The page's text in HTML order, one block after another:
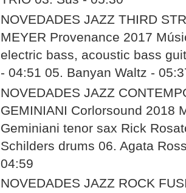
NOVEDADES JAZZ THIRD
MEYER Provenance 2017
electric bass, acoustic bass
- 04:51 05. Banyan Waltz -
NOVEDADES JAZZ
GEMINIANI Corlorsound 2018
Geminiani tenor sax Rick
Schilders drums 06. Agata
04:59
NOVEDADES JAZZ ROCK